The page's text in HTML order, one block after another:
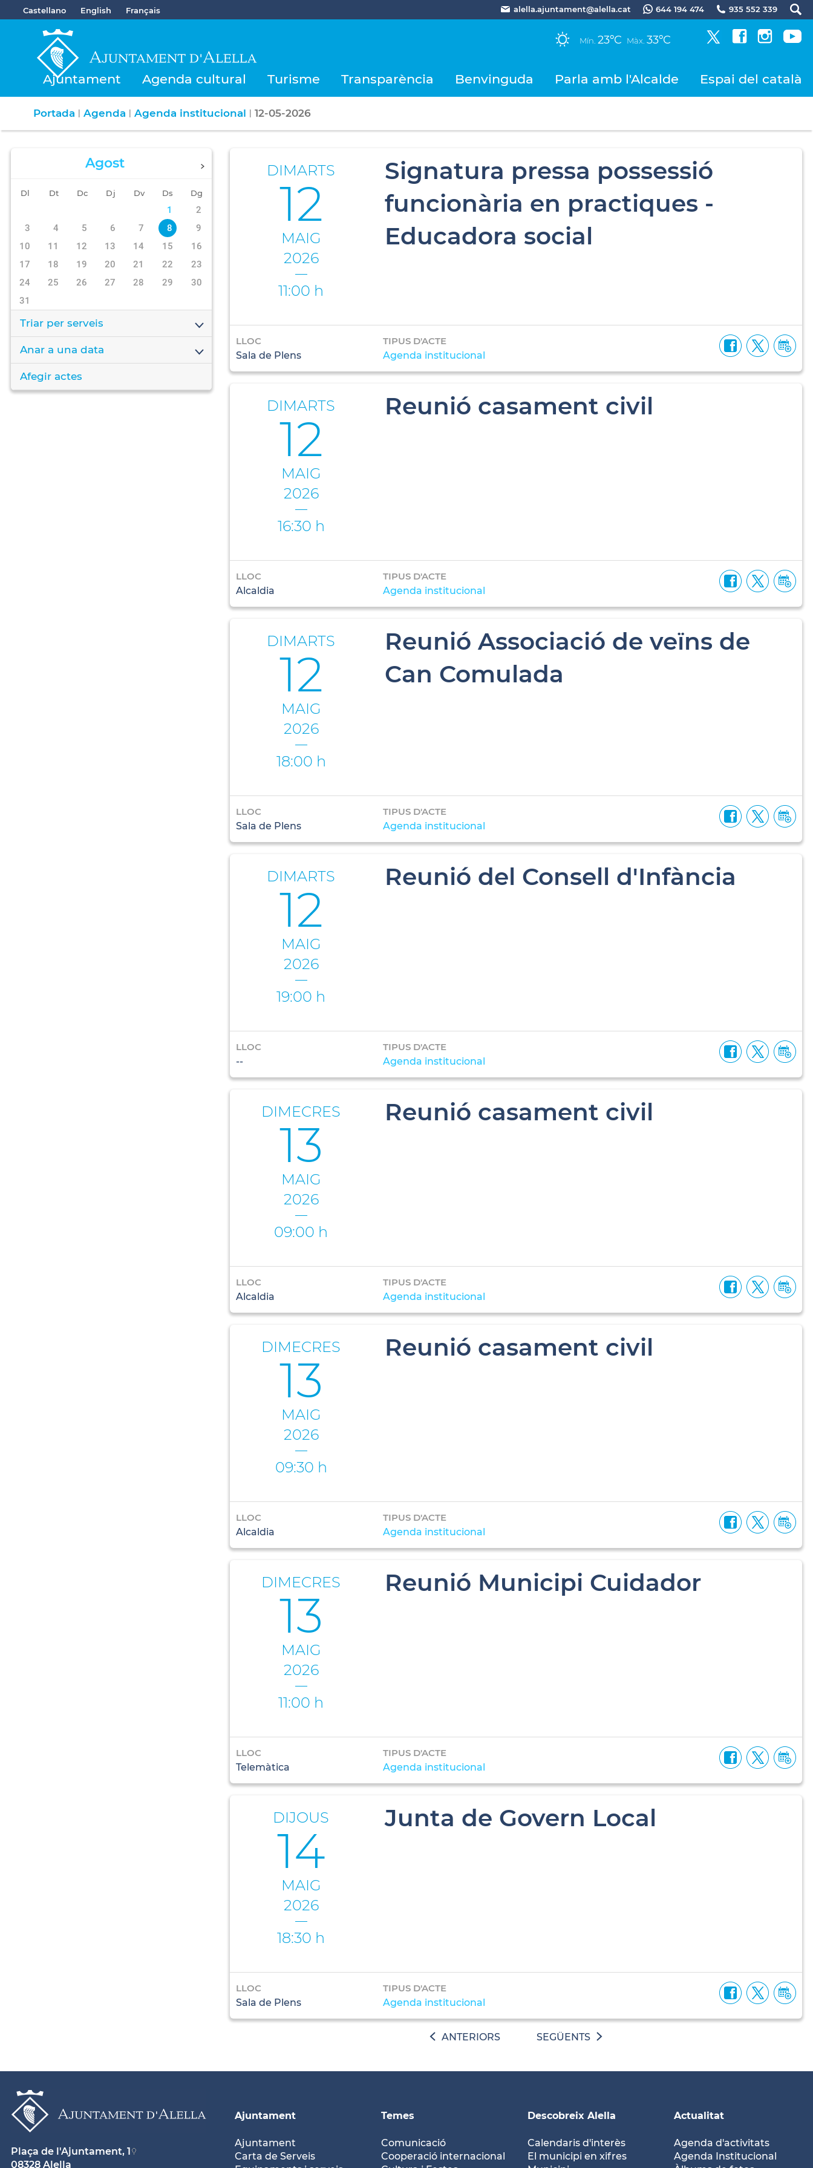
Castellano English Français alella.ajuntament@alella.cat 644 194 474 935 552 339
Mín. 23ºC Màx. 33ºC
Ajuntament Agenda cultural Turisme Transparència Benvinguda Parla amb l'Alcalde Espai del català
Portada | Agenda | Agenda institucional | 12-05-2026
Agost
Dl Dt Dc Dj Dv Ds Dg
1
2
3
4 5 6 7 8
9
10
11 12 13 14 15
16
17
18 19 20 21 22
23
24
25 26 27 28 29
30
31
Triar per serveis
Anar a una data
Afegir actes
DIMARTS
12
MAIG
2026
11:00 h
Signatura pressa possessió
funcionària en practiques -
Educadora social
LLOC
Sala de Plens
TIPUS D'ACTE
Agenda institucional
DIMARTS
12
MAIG
2026
16:30 h
Reunió casament civil
LLOC
Alcaldia
TIPUS D'ACTE
Agenda institucional
DIMARTS
12
MAIG
2026
18:00 h
Reunió Associació de veïns de
Can Comulada
LLOC
Sala de Plens
TIPUS D'ACTE
Agenda institucional
DIMARTS
12
MAIG
2026
19:00 h
Reunió del Consell d'Infància
LLOC
--
TIPUS D'ACTE
Agenda institucional
DIMECRES
13
MAIG
2026
09:00 h
Reunió casament civil
LLOC
Alcaldia
TIPUS D'ACTE
Agenda institucional
DIMECRES
13
MAIG
2026
09:30 h
Reunió casament civil
LLOC
Alcaldia
TIPUS D'ACTE
Agenda institucional
DIMECRES
13
MAIG
2026
11:00 h
Reunió Municipi Cuidador
LLOC
Telemàtica
TIPUS D'ACTE
Agenda institucional
DIJOUS
14
MAIG
2026
18:30 h
Junta de Govern Local
LLOC
Sala de Plens
TIPUS D'ACTE
Agenda institucional
ANTERIORS SEGÜENTS
Ajuntament
Ajuntament
Carta de Serveis
Temes
Comunicació
Cooperació internacional
Descobreix Alella
Calendaris d'interès
El municipi en xifres
Actualitat
Agenda d'activitats
Agenda Institucional
Plaça de l'Ajuntament, 1
08328 Alella